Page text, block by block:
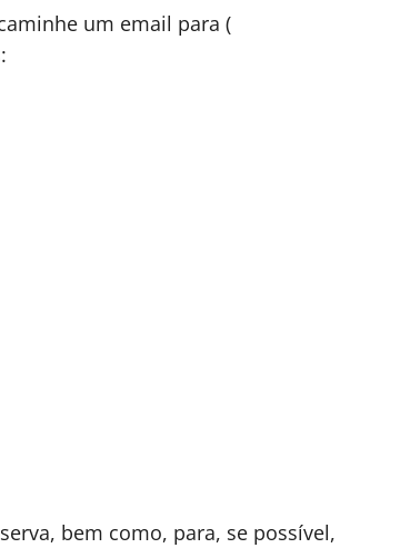
um email para (
bem como, para, se possível,